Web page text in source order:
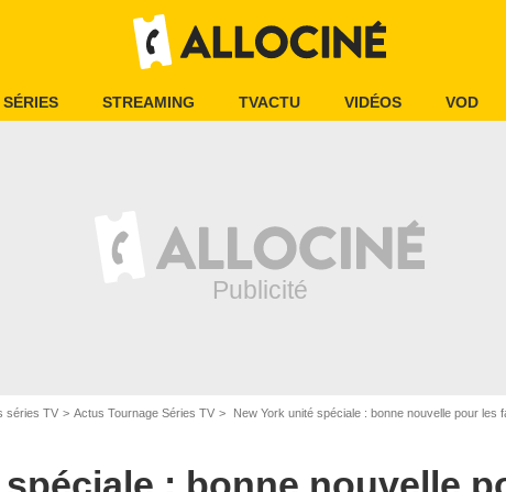
SÉRIES STREAMING TVACTU VIDÉOS VOD
séries TV Actus Tournage Séries TV New York unité spéciale : bonne nouvelle pour les fans de la série !